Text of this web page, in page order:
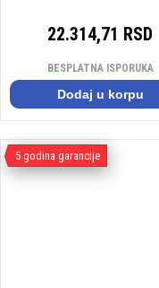
22.314,71 RSD
BESPLATNA ISPORUKA
Dodaj u korpu
5 godina garancije